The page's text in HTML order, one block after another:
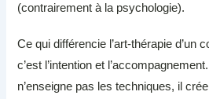
(contrairement à la psychologie).
Ce qui différencie l’art-thérapie d’un
c’est l’intention et
n’enseigne pas les techniques, il